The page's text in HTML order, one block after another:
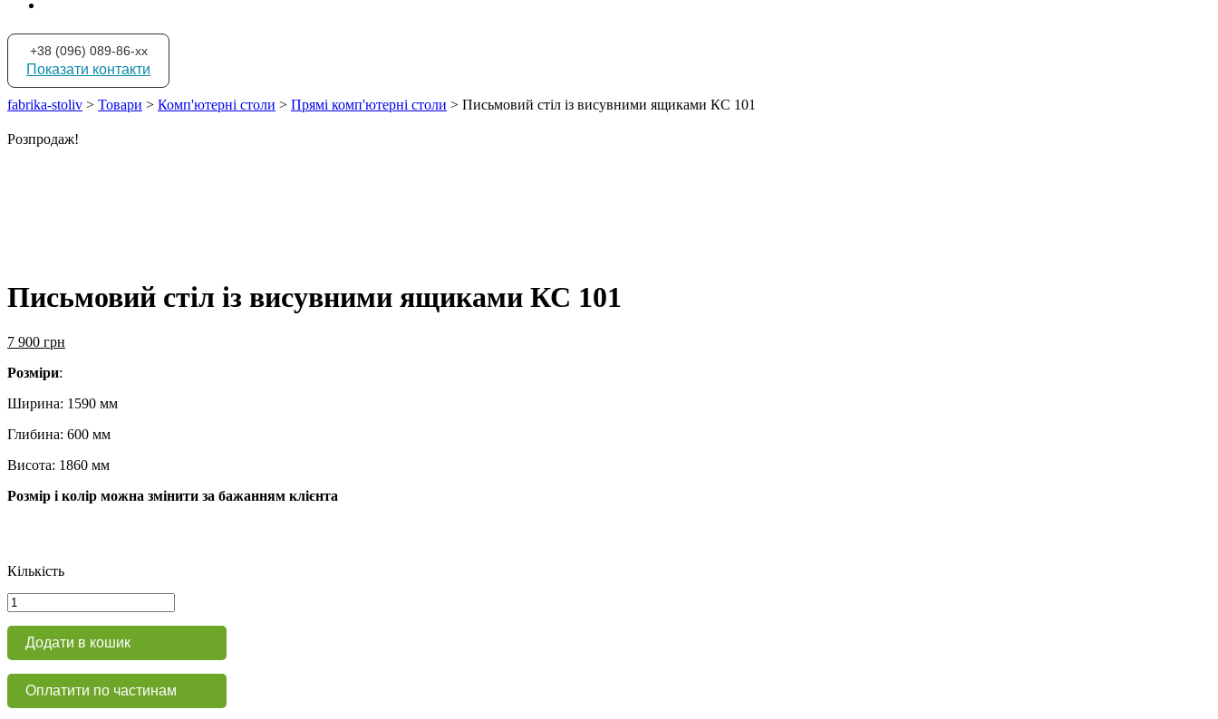
+38 (096) 089-86-xx
Показати контакти
fabrika-stoliv > Товари > Комп'ютерні столи > Прямі комп'ютерні столи > Письмовий стіл із висувними ящиками КС 101
Розпродаж!
Письмовий стіл із висувними ящиками КС 101
7 900 грн
Розміри:
Ширина: 1590 мм
Глибина: 600 мм
Висота: 1860 мм
Розмір і колір можна змінити за бажанням клієнта
Кількість
Письмовий
стіл
із
висувними
ящиками
КС
101
Додати в кошик
Оплатити по частинам